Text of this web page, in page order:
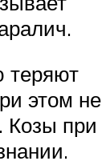
теряют
этом не
Козы при